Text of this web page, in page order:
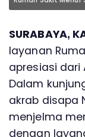
SURABAYA,
layanan
apresiasi dari
Dalam
akrab disapa
menjelma
dengan